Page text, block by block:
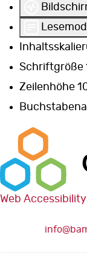
Schriftgröße
Zeilenhöhe
Web